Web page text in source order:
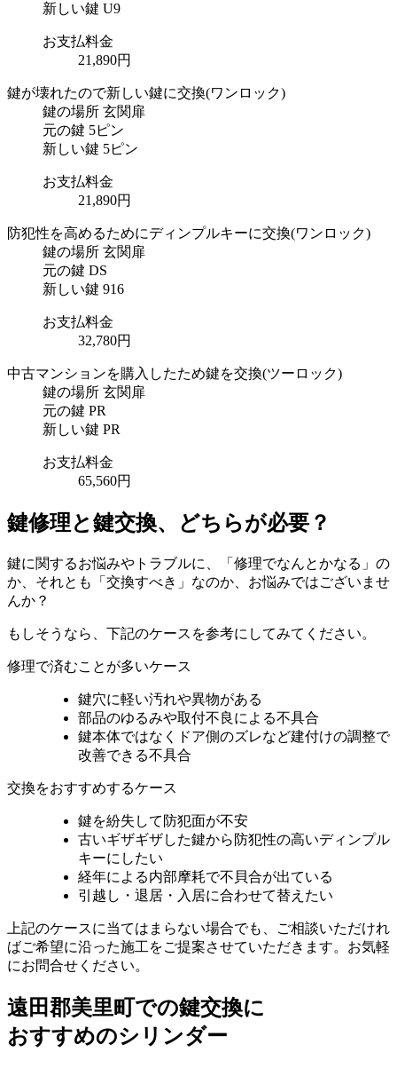
新しい鍵 U9
お支払料金
21,890円
鍵が壊れたので新しい鍵に交換(ワンロック)
鍵の場所 玄関扉
元の鍵 5ピン
新しい鍵 5ピン
お支払料金
21,890円
防犯性を高めるためにディンプルキーに交換(ワンロック)
鍵の場所 玄関扉
元の鍵 DS
新しい鍵 916
お支払料金
32,780円
中古マンションを購入したため鍵を交換(ツーロック)
鍵の場所 玄関扉
元の鍵 PR
新しい鍵 PR
お支払料金
65,560円
鍵修理と鍵交換、どちらが必要？
鍵に関するお悩みやトラブルに、「修理でなんとかなる」の
か、それとも「交換すべき」なのか、お悩みではございませ
んか？
もしそうなら、下記のケースを参考にしてみてください。
修理で済むことが多いケース
鍵穴に軽い汚れや異物がある
部品のゆるみや取付不良による不具合
鍵本体ではなくドア側のズレなど建付けの調整で
改善できる不具合
交換をおすすめするケース
鍵を紛失して防犯面が不安
古いギザギザした鍵から防犯性の高いディンプル
キーにしたい
経年による内部摩耗で不貝合が出ている
引越し・退居・入居に合わせて替えたい
上記のケースに当てはまらない場合でも、ご相談いただけれ
ばご希望に沿った施工をご提案させていただきます。お気軽
にお問合せください。
遠田郡美里町での鍵交換に
おすすめのシリンダー